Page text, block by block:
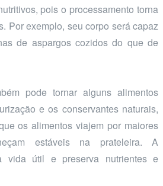
pois o processamento torna
Por exemplo, seu corpo será capaz
de aspargos cozidos do que de
pode tornar alguns alimentos
e os conservantes naturais,
os alimentos viajem por maiores
estáveis na prateleira. A
vida útil e preserva nutrientes e